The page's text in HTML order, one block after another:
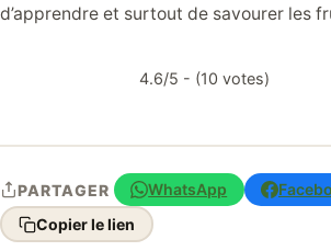
d’apprendre et surtout de savourer les
4.6/5 - (10 votes)
PARTAGER WhatsApp
Copier le lien